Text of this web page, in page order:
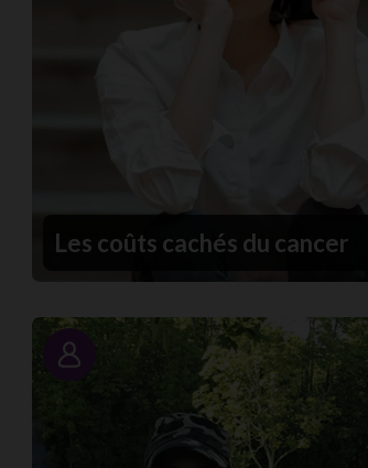
Les coûts cachés du cancer
Portrait